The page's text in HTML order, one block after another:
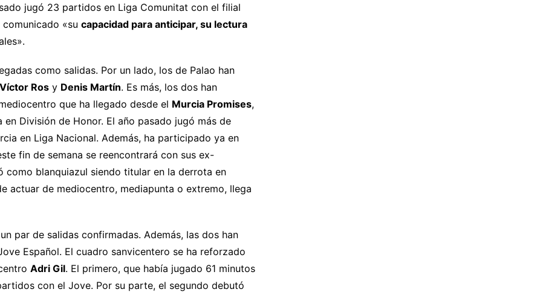
jugó 23 partidos en Liga Comunitat con el filial
«su capacidad para anticipar, su lectura
como salidas. Por un lado, los de Palao han
Víctor Ros y Denis Martín. Es más, los dos han
que ha llegado desde el Murcia Promises,
División de Honor. El año pasado jugó más de
en Liga Nacional. Además, ha participado ya en
fin de semana se reencontrará con sus ex-
como blanquiazul siendo titular en la derrota en
actuar de mediocentro, mediapunta o extremo, llega
par de salidas confirmadas. Además, las dos han
Español. El cuadro sanvicentero se ha reforzado
Adri Gil. El primero, que había jugado 61 minutos
con el Jove. Por su parte, el segundo debutó